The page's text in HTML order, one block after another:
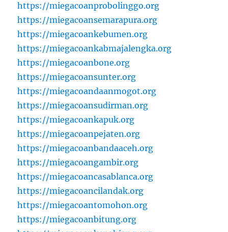
https://miegacoanprobolinggo.org
https://miegacoansemarapura.org
https://miegacoankebumen.org
https://miegacoankabmajalengka.org
https://miegacoanbone.org
https://miegacoansunter.org
https://miegacoandaanmogot.org
https://miegacoansudirman.org
https://miegacoankapuk.org
https://miegacoanpejaten.org
https://miegacoanbandaaceh.org
https://miegacoangambir.org
https://miegacoancasablanca.org
https://miegacoancilandak.org
https://miegacoantomohon.org
https://miegacoanbitung.org